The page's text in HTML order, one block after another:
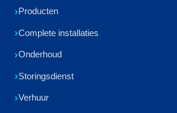
Producten
Complete installaties
Onderhoud
Storingsdienst
Verhuur